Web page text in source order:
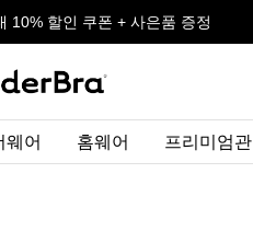
교환 서비스
10% 할인 쿠폰 + 사은품 증정
교환 서비스
10% 할인 쿠폰 + 사은품 증정
웨어 홈웨어 프리미엄관